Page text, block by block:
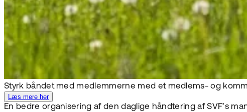
Styrk båndet med medlemmerne med et medlems- og
Læs mere her
En bedre organisering af den daglige håndtering af SVF’s